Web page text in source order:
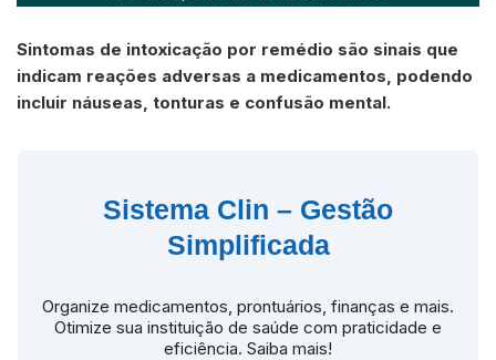
Sintomas de intoxicação por remédio são sinais que
indicam reações adversas a medicamentos, podendo
incluir náuseas, tonturas e confusão mental.
Sistema Clin – Gestão
Simplificada
Organize medicamentos, prontuários, finanças e mais.
Otimize sua instituição de saúde com praticidade e
eficiência. Saiba mais!